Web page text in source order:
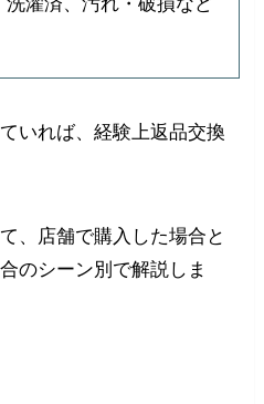
いれば、経験上返品交換
、店舗で購入した場合と
のシーン別で解説しま